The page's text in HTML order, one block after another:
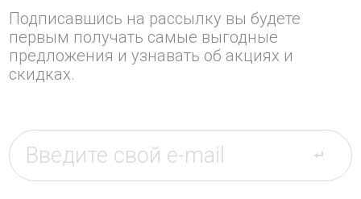
Подписавшись на рассылку вы будете
первым получать самые выгодные
предложения и узнавать об акциях и
скидках.